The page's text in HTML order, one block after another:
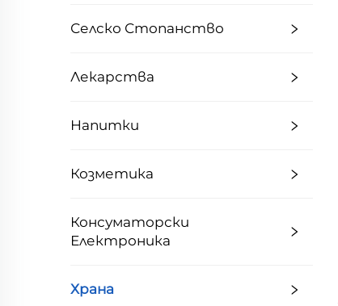
Селско Стопанство
Лекарства
Напитки
Козметика
Консуматорски
Електроника
Храна